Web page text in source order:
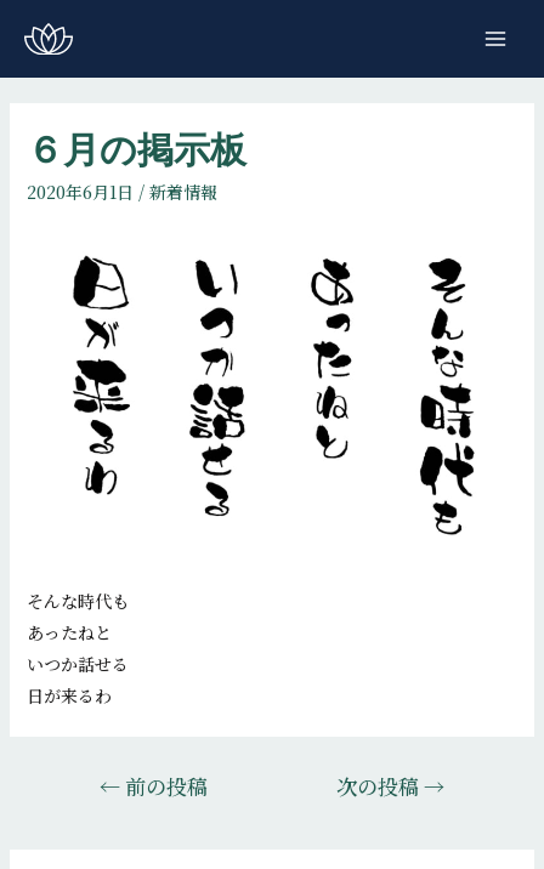
テ
６月の掲示板
2020年6月1日 / 新着情報
そんな時代も
あったねと
いつか話せる
日が来るわ
←前の投稿 次の投稿→